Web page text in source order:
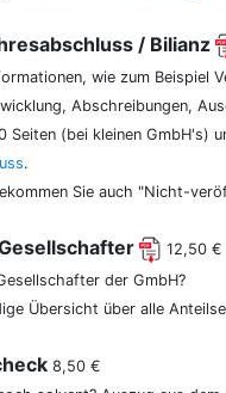
/ Bilianz
wie zum Beispiel
Abschreibungen,
Seiten (bei kleinen GmbH's)
.
Sie auch "Nicht-
12,50 €
der GmbH?
Übersicht über alle
8,50 €